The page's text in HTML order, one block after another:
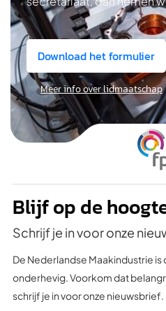
Download het formulier
Meer info over lidmaatschap
Blijf op de
Schrijf je in voor onze
De Nederlandse Maakindustrie
onderhevig. Voorkom dat
schrijf je in voor onze nieuwsbrief.